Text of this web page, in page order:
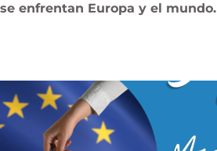
se enfrentan Europa y el mundo.